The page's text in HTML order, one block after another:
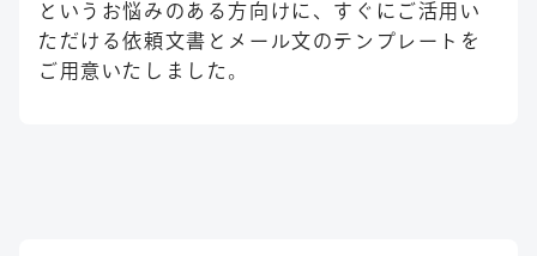
というお悩みのある方向けに、すぐにご活用い
ただける依頼文書とメール文のテンプレートを
ご用意いたしました。